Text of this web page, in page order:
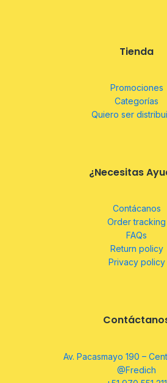
Tienda
Promociones
Categorías
Quiero ser
¿Necesitas
Contácanos
Order tracking
FAQs
Return policy
Privacy policy
Av. Pacasmayo 190 –
@Fredich